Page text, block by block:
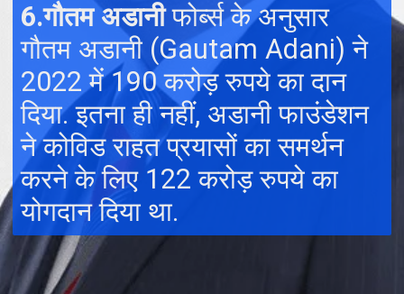
6.गौतम अडानीफोर्ब्स के अनुसार
गौतम अडानी (Gautam Adani) ने
2022 में 190 करोड़ रुपये का दान
दिया. इतना ही नहीं, अडानी फाउंडेशन
ने कोविड राहत प्रयासों का समर्थन
करने के लिए 122 करोड़ रुपये का
योगदान दिया था.